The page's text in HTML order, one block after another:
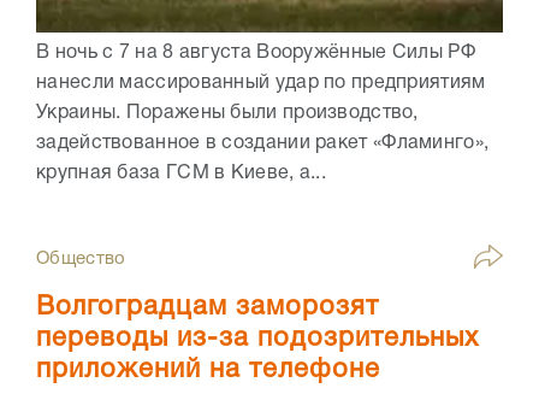
В ночь с 7 на 8 августа Вооружённые Силы РФ
нанесли массированный удар по предприятиям
Украины. Поражены были производство,
задействованное в создании ракет «Фламинго»,
крупная база ГСМ в Киеве, а...
Общество
Волгоградцам заморозят
переводы из-за подозрительных
приложений на телефоне